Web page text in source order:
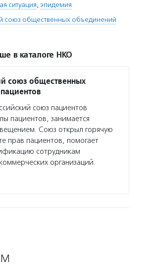
ситуация, эпидемия
союз общественных объединений
в каталоге НКО
союз общественных
союз пациентов
пациентов, занимается
Союз открыл горячую
прав пациентов, помогает
сотрудникам
организаций.